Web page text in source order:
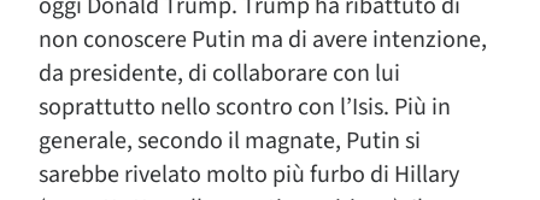
non conoscere Putin ma di avere intenzione,
da presidente, di collaborare con lui
soprattutto nello scontro con l’Isis. Più in
generale, secondo il magnate, Putin si
sarebbe rivelato molto più furbo di Hillary